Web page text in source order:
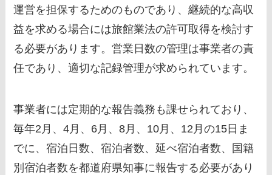
運営を担保するためのものであり、継続的な高収
益を求める場合には旅館業法の許可取得を検討す
る必要があります。営業日数の管理は事業者の責
任であり、適切な記録管理が求められています。
事業者には定期的な報告義務も課せられており、
毎年2月、4月、6月、8月、10月、12月の15日ま
でに、宿泊日数、宿泊者数、延べ宿泊者数、国籍
別宿泊者数を都道府県知事に報告する必要があり